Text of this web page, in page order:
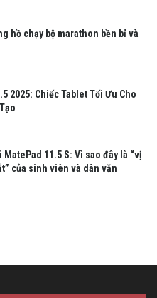
hồ chạy bộ marathon bền bỉ và
2025: Chiếc Tablet Tối Ưu Cho
11.5 S: Vì sao đây là “vị
của sinh viên và dân văn